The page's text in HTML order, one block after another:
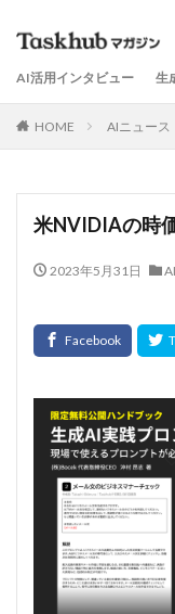
AI活用インタビュー 生
HOME AIニュース
米NVIDIAの時
2023年5月31日